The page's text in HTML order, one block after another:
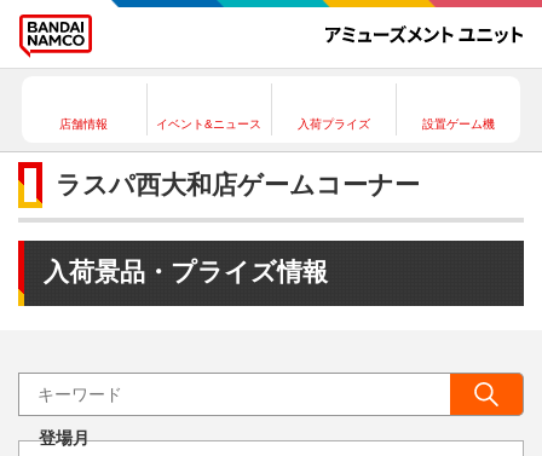
店舗情報 イベント&ニュース 入荷プライズ 設置ゲーム機
ラスパ西大和店ゲームコーナー
入荷景品・プライズ情報
登場月